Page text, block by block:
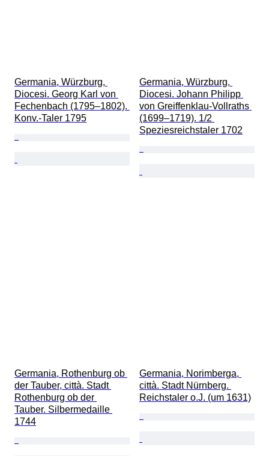
Germania, Würzburg,
Diocesi. Georg Karl von
Fechenbach (1795–1802).
Konv.-Taler 1795
Germania, Würzburg,
Diocesi. Johann Philipp
von Greiffenklau-Vollraths
(1699–1719). 1/2
Speziesreichstaler 1702
Germania, Rothenburg ob
der Tauber, città. Stadt
Rothenburg ob der
Tauber. Silbermedaille
1744
Germania, Norimberga,
città. Stadt Nürnberg.
Reichstaler o.J. (um 1631)